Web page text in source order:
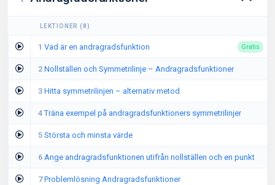
LEKTIONER (8)
1 Vad är en andragradsfunktion Gratis
2 Nollställen och Symmetrilinje – Andragradsfunktioner
3 Hitta symmetrilinjen – alternativ metod
4Träna exempel på andragradsfunktioners symmetrilinjer
5 Största och minsta värde
6 Ange andragradsfunktionen utifrån nollställen och en punkt
7Problemlösning Andragradsfunktioner